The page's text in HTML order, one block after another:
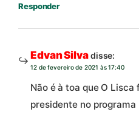
Responder
Edvan Silvadisse:
12 de fevereiro de 2021 às 17:40
Não é à toa que O
presidente no